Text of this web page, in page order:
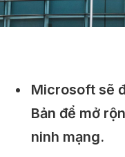
Microsoft sẽ
Bản để mở
ninh mạng.